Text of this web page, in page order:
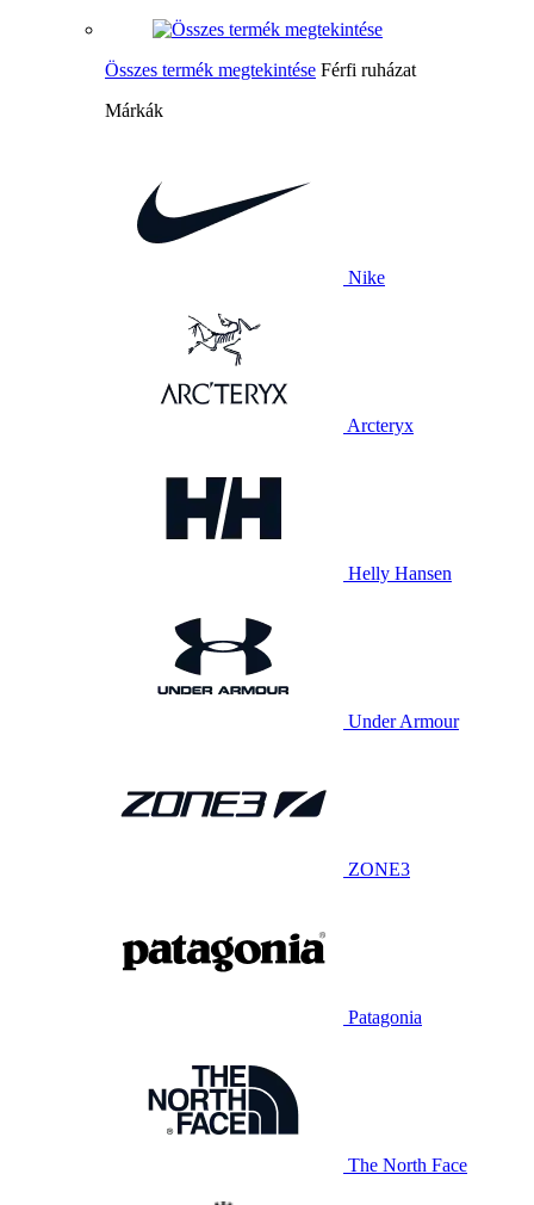
Összes termék megtekintése Férfi ruházat
Márkák
Nike
Arcteryx
Helly Hansen
Under Armour
ZONE3
Patagonia
The North Face